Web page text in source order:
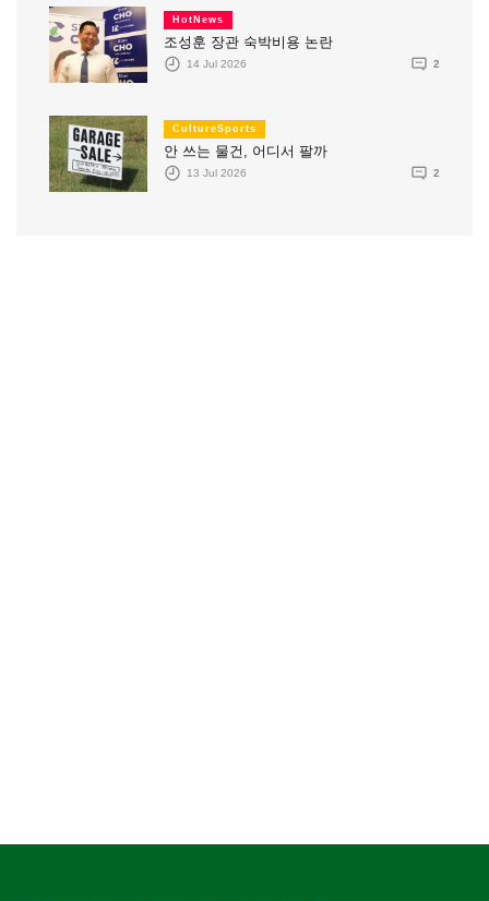
HotNews
조성훈 장관 숙박비용 논란
14 Jul 2026 2
CultureSports
안 쓰는 물건, 어디서 팔까
13 Jul 2026 2